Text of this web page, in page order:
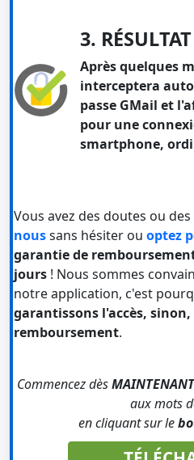
3. RÉSULTAT
Après quelques
interceptera
passe GMail et
pour une
smartphone,
Vous avez des doutes ou
noussans hésiter ou optez
garantie de
jours ! Nous sommes
notre application, c'est
garantissons l'accès,
remboursement.
Commencez dèsMAINTENANT
aux mots
en cliquant sur le